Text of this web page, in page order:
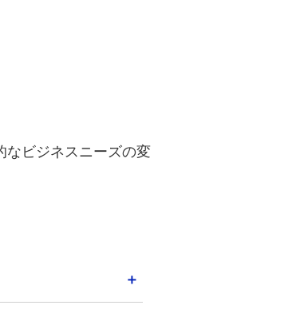
なビジネスニーズの変